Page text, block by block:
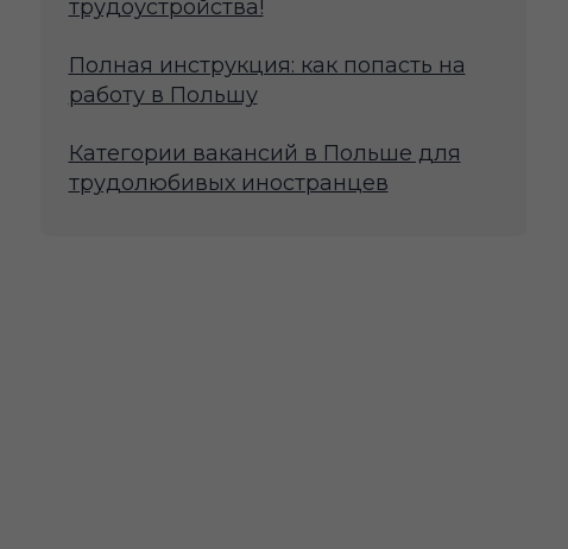
трудоустройства!
Полная инструкция: как попасть на
работу в Польшу
Категории вакансий в Польше для
трудолюбивых иностранцев